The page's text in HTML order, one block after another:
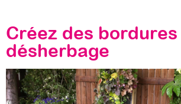
Créez des
désherbage